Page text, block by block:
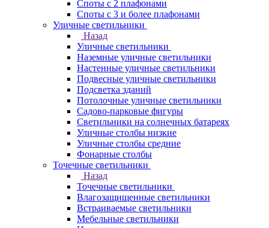
Споты с 2 плафонами
Споты с 3 и более плафонами
Уличные светильники
Назад
Уличные светильники
Наземные уличные светильники
Настенные уличные светильники
Подвесные уличные светильники
Подсветка зданий
Потолочные уличные светильники
Садово-парковые фигуры
Светильники на солнечных батареях
Уличные столбы низкие
Уличные столбы средние
Фонарные столбы
Точечные светильники
Назад
Точечные светильники
Влагозащищенные светильники
Встраиваемые светильники
Мебельные светильники